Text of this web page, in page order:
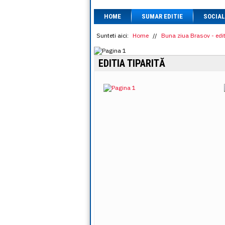
HOME SUMAR EDITIE SOCIAL
Sunteti aici: Home // Buna ziua Brasov -
EDITIA TIPARITĂ